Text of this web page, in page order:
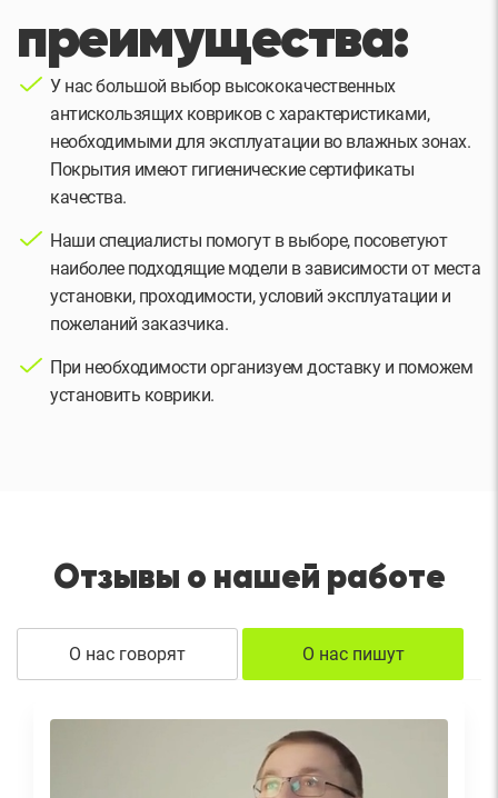
преимущества:
У нас большой выбор высококачественных
антискользящих ковриков с характеристиками,
необходимыми для эксплуатации во влажных зонах.
Покрытия имеют гигиенические сертификаты
качества.
Наши специалисты помогут в выборе, посоветуют
наиболее подходящие модели в зависимости от места
установки, проходимости, условий эксплуатации и
пожеланий заказчика.
При необходимости организуем доставку и поможем
установить коврики.
Отзывы о нашей работе
О нас говорят О нас пишут